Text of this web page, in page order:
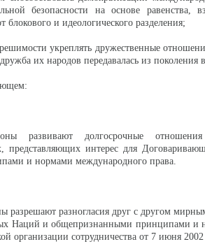
безопасности на основе равенства,
блокового и идеологического разделения;
укреплять дружественные
их народов передавалась из поколения
развивают долгосрочные
представляющих интерес для
и нормами международного права.
разрешают разногласия друг с другом
Наций и общепризнанными принципами и
организации сотрудничества от 7 июня 2002